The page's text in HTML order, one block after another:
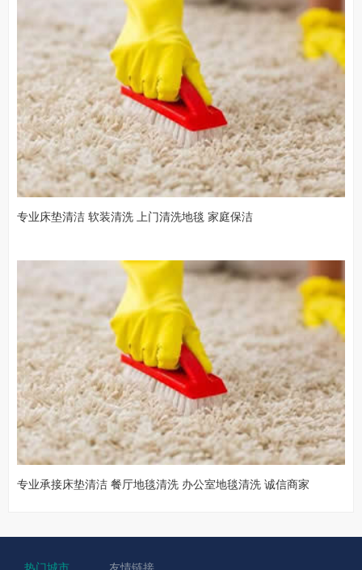
专业床垫清洁 软装清洗 上门清洗地毯 家庭保洁
专业承接床垫清洁 餐厅地毯清洗 办公室地毯清洗 诚信商家